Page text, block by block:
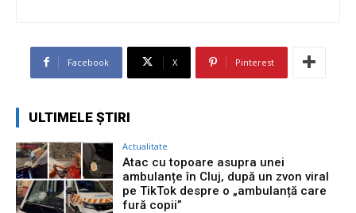
Facebook X Pinterest
ULTIMELE ȘTIRI
Actualitate
Atac cu topoare asupra unei
ambulanțe în Cluj, după un zvon viral
pe TikTok despre o „ambulanță care
fură copii”